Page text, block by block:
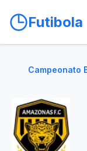
Futibola
Campeonato